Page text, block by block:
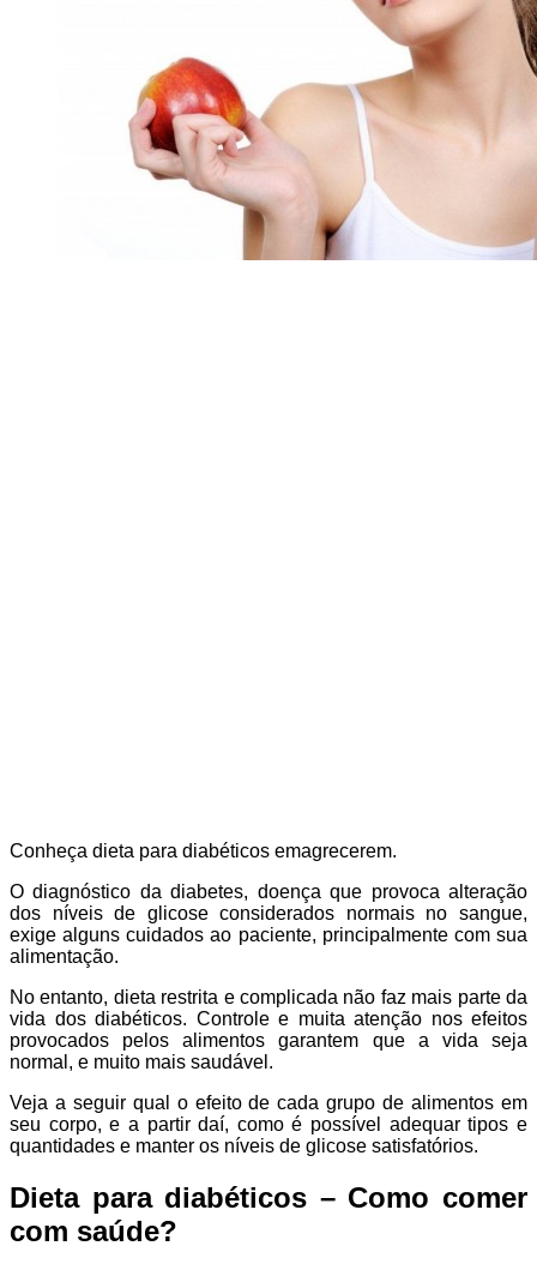
Conheça dieta para diabéticos emagrecerem.
O diagnóstico da diabetes, doença que provoca alteração
dos níveis de glicose considerados normais no sangue,
exige alguns cuidados ao paciente, principalmente com sua
alimentação.
No entanto, dieta restrita e complicada não faz mais parte da
vida dos diabéticos. Controle e muita atenção nos efeitos
provocados pelos alimentos garantem que a vida seja
normal, e muito mais saudável.
Veja a seguir qual o efeito de cada grupo de alimentos em
seu corpo, e a partir daí, como é possível adequar tipos e
quantidades e manter os níveis de glicose satisfatórios.
Dieta para diabéticos – Como comer
com saúde?